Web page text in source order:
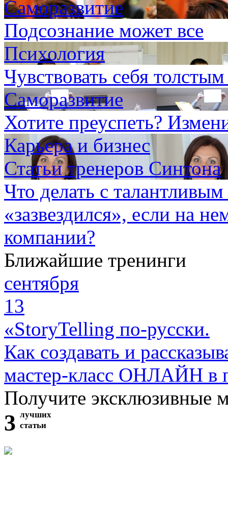
Саморазвитие
Подсознание может все
Психология
Чувствовать себя
Саморазвитие
Хотите преуспеть?
Карьера и бизнес
Статьи тренеров Синтона
Что делать с
«зазвездился», если на
компании?
Ближайшие тренинги
сентября
13
«StoryTelling по-русски.
Как создавать и
мастер-класс ОНЛАЙН в
Получите эксклюзивные
3 лучших
статьи